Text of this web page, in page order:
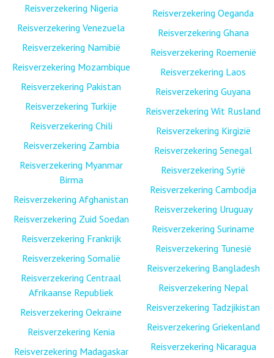
Reisverzekering Nigeria
Reisverzekering Venezuela
Reisverzekering Namibië
Reisverzekering Mozambique
Reisverzekering Pakistan
Reisverzekering Turkije
Reisverzekering Chili
Reisverzekering Zambia
Reisverzekering Myanmar
Birma
Reisverzekering Afghanistan
Reisverzekering Zuid Soedan
Reisverzekering Frankrijk
Reisverzekering Somalië
Reisverzekering Centraal
Afrikaanse Republiek
Reisverzekering Oekraïne
Reisverzekering Kenia
Reisverzekering Madagaskar
Reisverzekering Oeganda
Reisverzekering Ghana
Reisverzekering Roemenië
Reisverzekering Laos
Reisverzekering Guyana
Reisverzekering Wit Rusland
Reisverzekering Kirgizië
Reisverzekering Senegal
Reisverzekering Syrië
Reisverzekering Cambodja
Reisverzekering Uruguay
Reisverzekering Suriname
Reisverzekering Tunesië
Reisverzekering Bangladesh
Reisverzekering Nepal
Reisverzekering Tadzjikistan
Reisverzekering Griekenland
Reisverzekering Nicaragua